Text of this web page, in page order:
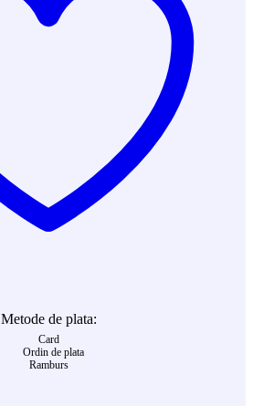
Metode de plata:
Card
Ordin de plata
Ramburs